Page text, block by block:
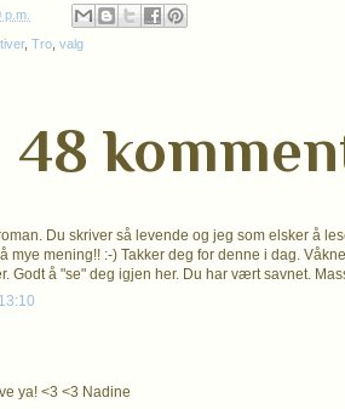
p.m.
, Tro valg
48
Du skriver så levende og jeg som elsker å
mye mening!! :-) Takker deg for denne i dag.
Godt å "se" deg igjen her. Du har vært savnet.
ya! <3 <3 Nadine